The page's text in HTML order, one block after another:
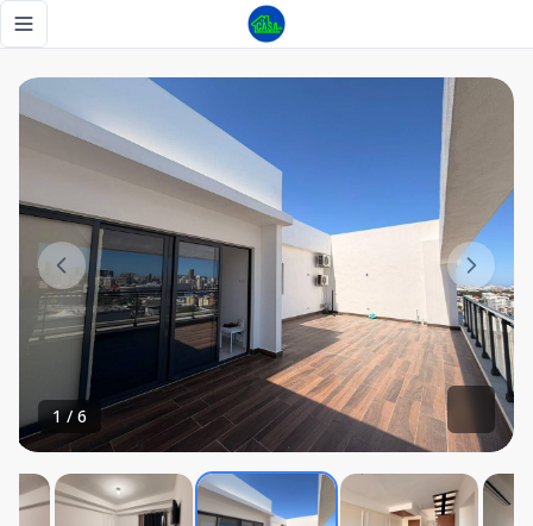
Toggle navigation menu
1 / 6
Penthouse Arroyo Hondo Viejo terraza privada - Tu Casa